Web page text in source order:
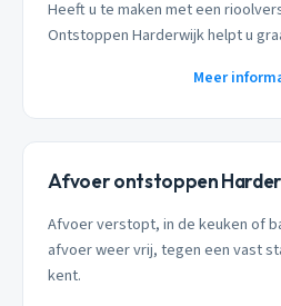
Heeft u te maken met een
Ontstoppen Harderwijk helpt u
Meer
Afvoer ontstoppen
Afvoer verstopt, in de keuken of
afvoer weer vrij, tegen een vast
kent.